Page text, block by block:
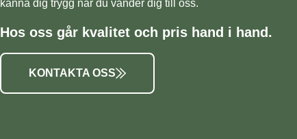
känna dig trygg när du vänder dig till oss.
Hos oss går kvalitet och pris hand i hand.
KONTAKTA OSS